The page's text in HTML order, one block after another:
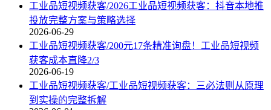
工业品短视频获客/2026工业品短视频获客：抖音本地推
投放完整方案与策略选择
2026-06-29
工业品短视频获客/200元17条精准询盘！工业品短视频
获客成本直降2/3
2026-06-19
工业品短视频获客/工业品短视频获客：三必法则从原理
到实操的完整拆解